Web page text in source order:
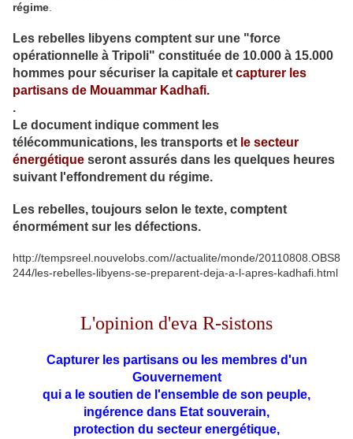
régime
Les rebelles libyens comptent sur une "force
opérationnelle à Tripoli" constituée de 10.000 à 15.000
hommes pour sécuriser la capitale et capturer les
partisans de Mouammar Kadhafi.
.
Le document indique comment les
télécommunications, les transports et le secteur
énergétique seront assurés dans les quelques heures
suivant l'effondrement du régime.
Les rebelles, toujours selon le texte, comptent
énormément sur les défections.
http://tempsreel.nouvelobs.com//actualite/monde/20110808.OBS8
244/les-rebelles-libyens-se-preparent-deja-a-l-apres-kadhafi.html
L'opinion d'eva R-sistons
Capturer les partisans ou les membres d'un
Gouvernement
qui a le soutien de l'ensemble de son peuple,
ingérence dans Etat souverain,
protection du secteur energétique,